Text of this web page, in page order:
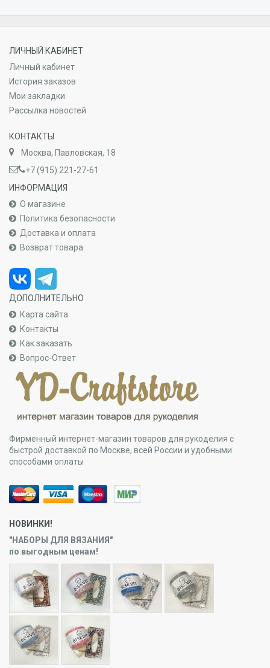
ЛИЧНЫЙ КАБИНЕТ
Личный кабинет
История заказов
Мои закладки
Рассылка новостей
КОНТАКТЫ
Москва, Павловская, 18
+7 (915) 221-27-61
ИНФОРМАЦИЯ
О магазине
Политика безопасности
Доставка и оплата
Возврат товара
ДОПОЛНИТЕЛЬНО
Карта сайта
Контакты
Как заказать
Вопрос-Ответ
Фирменный интернет-магазин товаров для рукоделия с
быстрой доставкой по Москве, всей России и удобными
способами оплаты
НОВИНКИ!
"НАБОРЫ ДЛЯ ВЯЗАНИЯ"
по выгодным ценам!